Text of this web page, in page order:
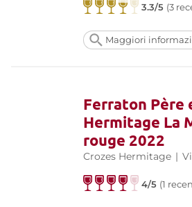
3.3/5 (3
Maggiori
Ferraton Père
Hermitage La
rouge 2022
Crozes Hermitage |
4/5 (1